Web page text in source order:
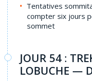
Tentatives
compter six jours
sommet
JOUR 54 :
LOBUCHE —